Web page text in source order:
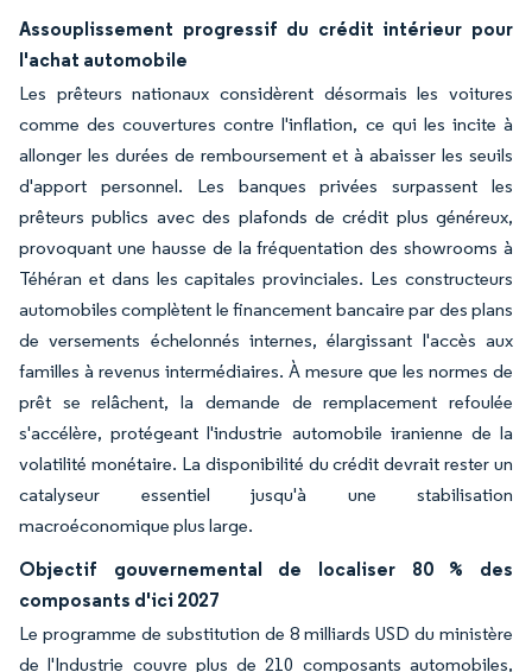
Assouplissement progressif du crédit intérieur pour
l'achat automobile
Les prêteurs nationaux considèrent désormais les voitures
comme des couvertures contre l'inflation, ce qui les incite à
allonger les durées de remboursement et à abaisser les seuils
d'apport personnel. Les banques privées surpassent les
prêteurs publics avec des plafonds de crédit plus généreux,
provoquant une hausse de la fréquentation des showrooms à
Téhéran et dans les capitales provinciales. Les constructeurs
automobiles complètent le financement bancaire par des plans
de versements échelonnés internes, élargissant l'accès aux
familles à revenus intermédiaires. À mesure que les normes de
prêt se relâchent, la demande de remplacement refoulée
s'accélère, protégeant l'industrie automobile iranienne de la
volatilité monétaire. La disponibilité du crédit devrait rester un
catalyseur essentiel jusqu'à une stabilisation
macroéconomique plus large.
Objectif gouvernemental de localiser 80 % des
composants d'ici 2027
Le programme de substitution de 8 milliards USD du ministère
de l'Industrie couvre plus de 210 composants automobiles,